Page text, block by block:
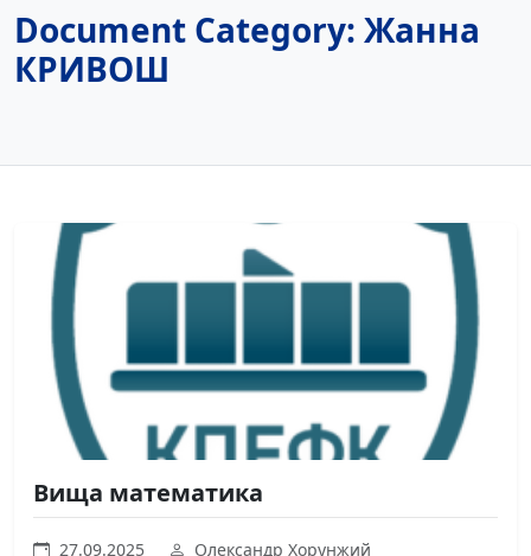
Document Category: Жанна
КРИВОШ
Вища математика
27.09.2025 Олександр Хорунжий